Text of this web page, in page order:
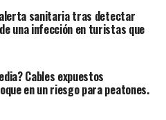
sanitaria tras detectar
una infección en turistas que
Cables expuestos
en un riesgo para peatones.